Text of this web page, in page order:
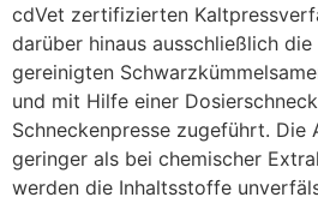
cdVet zertifizierten
darüber hinaus ausschließlich
gereinigten
und mit Hilfe einer
Schneckenpresse zugeführt. Die
geringer als bei chemischer
werden die Inhaltsstoffe